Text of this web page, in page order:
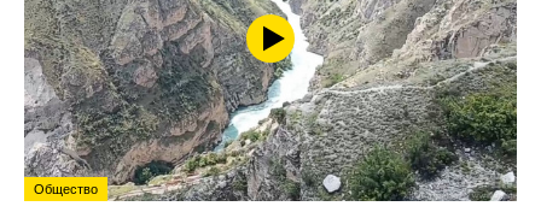
Общество